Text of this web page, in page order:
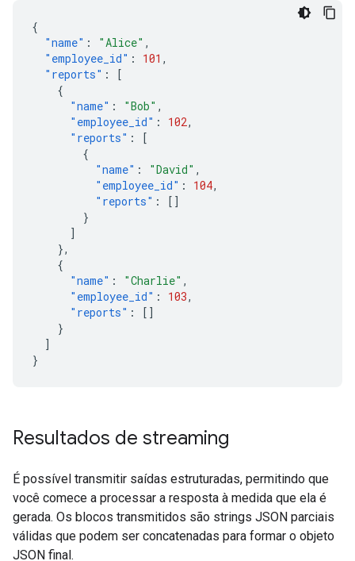
{
"name" : "Alice" ,
"employee_id" : 101 ,
"reports" :
[
{
"name" : "Bob" ,
"employee_id" : 102,
"reports" :
[
{
"name" : "David" ,
"employee_id" : 104,
"reports" :
[]
}
]
},
{
"name" : "Charlie" ,
"employee_id" : 103,
"reports" :
[]
}
]
}
Resultados de streaming
É possível transmitir saídas estruturadas, permitindo que
você comece a processar a resposta à medida que ela é
gerada. Os blocos transmitidos são strings JSON parciais
válidas que podem ser concatenadas para formar o objeto
JSON final.